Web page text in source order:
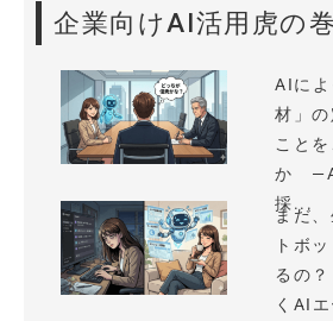
企業向けAI活用虎の巻
AIによ
材」
こと
か
採...
まだ
トボ
るの
くAI